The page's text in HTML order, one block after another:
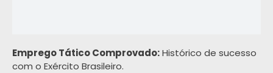
Emprego Tático Comprovado:Histórico de sucesso
com o Exército Brasileiro.